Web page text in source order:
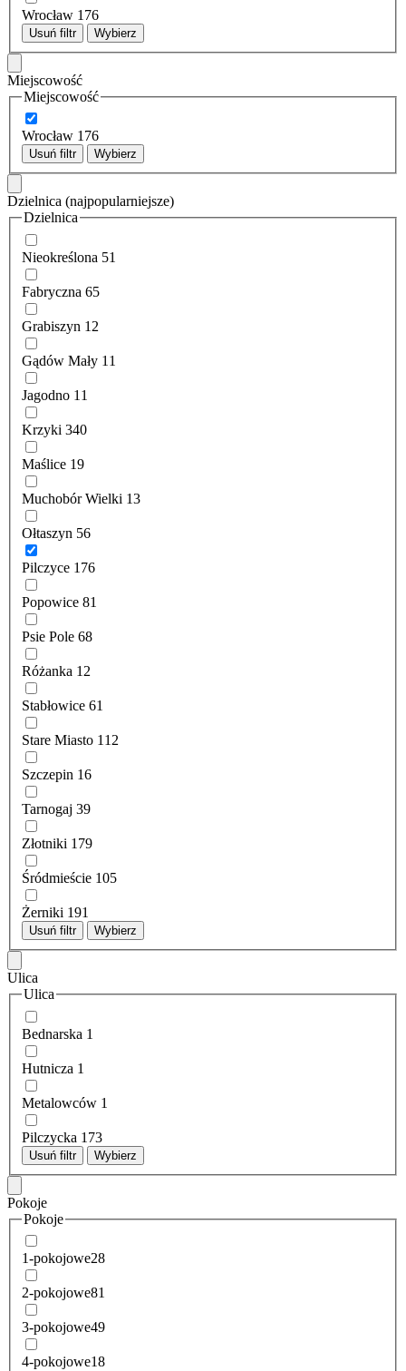
Wrocław 176
Usuń filtr Wybierz
Miejscowość
Miejscowość
Wrocław 176
Usuń filtr Wybierz
Dzielnica (najpopularniejsze)
Dzielnica
Nieokreślona 51
Fabryczna 65
Grabiszyn 12
Gądów Mały 11
Jagodno 11
Krzyki 340
Maślice 19
Muchobór Wielki 13
Ołtaszyn 56
Pilczyce 176
Popowice 81
Psie Pole 68
Różanka 12
Stabłowice 61
Stare Miasto 112
Szczepin 16
Tarnogaj 39
Złotniki 179
Śródmieście 105
Żerniki 191
Usuń filtr Wybierz
Ulica
Ulica
Bednarska 1
Hutnicza 1
Metalowców 1
Pilczycka 173
Usuń filtr Wybierz
Pokoje
Pokoje
1-pokojowe28
2-pokojowe81
3-pokojowe49
4-pokojowe18